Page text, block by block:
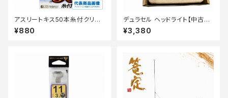
アスリートキス50本糸付クリア
6号【継続セール_仕掛】
¥880
デュラセル ヘッドライト【中古
品】
¥3,380